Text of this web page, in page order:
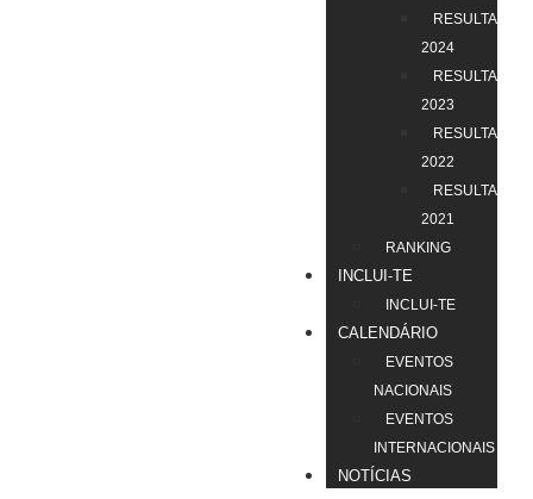
RESULTADOS
2024
RESULTADOS
2023
RESULTADOS
2022
RESULTADOS
2021
RANKING
INCLUI-TE
INCLUI-TE
CALENDÁRIO
EVENTOS
NACIONAIS
EVENTOS
INTERNACIONAIS
NOTÍCIAS